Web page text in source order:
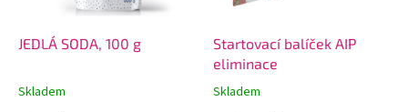
JEDLÁ SODA, 100 g
Skladem
Startovací balíček AIP
eliminace
Skladem